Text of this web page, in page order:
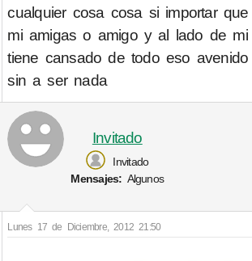
cualquier cosa cosa si importar
mi amigas o amigo y al lado de mi
tiene cansado de todo eso
sin a ser nada
Invitado
Invitado
Mensajes: Algunos
Lunes 17 de Diciembre, 2012 21:50